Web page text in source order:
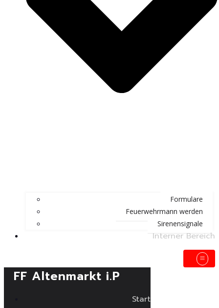
Formulare
Feuerwehrmann werden
Sirenensignale
Interner Bereich
FF Altenmarkt i.P
Start